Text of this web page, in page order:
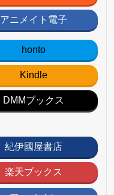
アニメイト電子
honto
Kindle
DMMブックス
紀伊國屋書店
楽天ブックス